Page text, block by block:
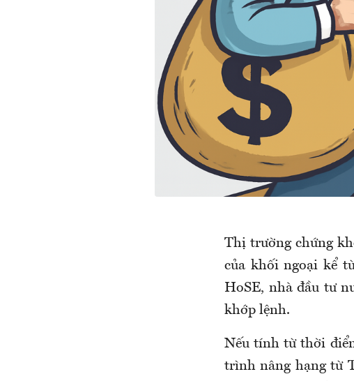
Thị trường chứng
của khối ngoại kể
HoSE, nhà đầu tư
khớp lệnh.
Nếu tính từ thời
trình nâng hạng từ